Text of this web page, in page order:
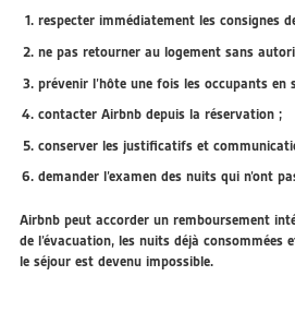
respecter immédiatement les consignes
ne pas retourner au logement sans
prévenir l’hôte une fois les occupants en
contacter Airbnb depuis la réservation ;
conserver les justificatifs et
demander l’examen des nuits qui n’ont
Airbnb peut accorder un remboursement
de l’évacuation, les nuits déjà consommées
le séjour est devenu impossible.